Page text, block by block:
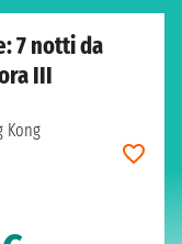
7 notti da
III
Kong